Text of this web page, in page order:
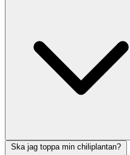
Ska jag toppa min chiliplantan?